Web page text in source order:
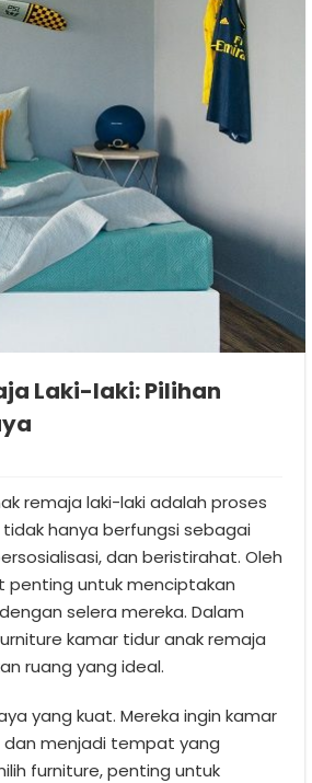
Laki-laki: Pilihan
remaja laki-laki adalah proses
hanya berfungsi sebagai
dan beristirahat. Oleh
penting untuk menciptakan
selera mereka. Dalam
kamar tidur anak remaja
ruang yang ideal.
yang kuat. Mereka ingin kamar
dan menjadi tempat yang
furniture, penting untuk